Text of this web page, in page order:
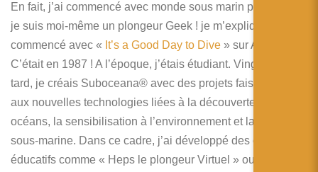
En fait, j’ai commencé avec monde sous marin parce que
je suis moi-même un plongeur Geek ! je m’explique : j’ai
commencé avec « It’s a Good Day to Dive » sur Atari STf.
C’était en 1987 ! A l’époque, j’étais étudiant. Vingt ans plus
tard, je créais Suboceana® avec des projets faisant appel
aux nouvelles technologies liées à la découverte des
océans, la sensibilisation à l’environnement et la plongée
sous-marine. Dans ce cadre, j’ai développé des outils
éducatifs comme « Heps le plongeur Virtuel » ou le